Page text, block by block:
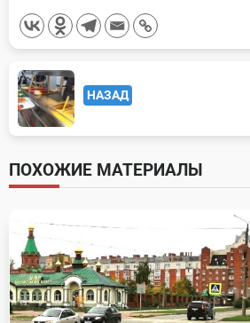
<span
class="nav-
subtitle
screen-
reader-
text">Page</span>
НАЗАД
ПОХОЖИЕ МАТЕРИАЛЫ